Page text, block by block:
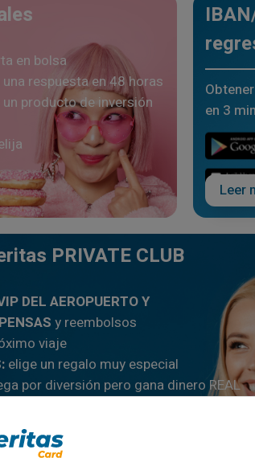
en bolsa
respuesta en 48 horas
un producto de inversión
en 3
Leer
PRIVATE CLUB
DEL AEROPUERTO Y
y reembolsos
viaje
elige un regalo muy especial
por diversión pero gana dinero REAL